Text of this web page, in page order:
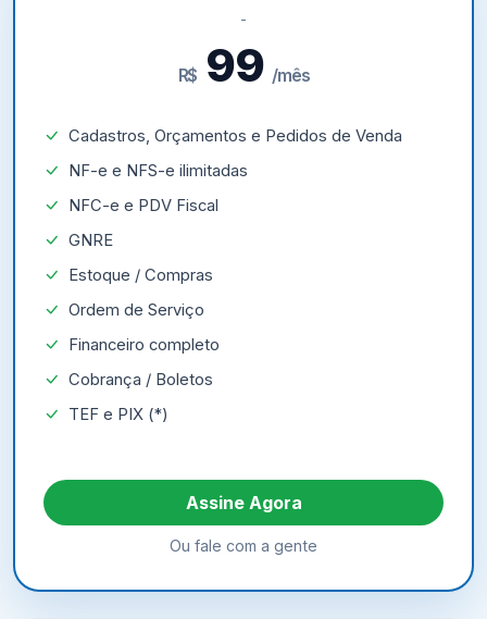
R$ 99 /mês
Cadastros, Orçamentos e Pedidos de Venda
NF-e e NFS-e ilimitadas
NFC-e e PDV Fiscal
GNRE
Estoque / Compras
Ordem de Serviço
Financeiro completo
Cobrança / Boletos
TEF e PIX (*)
Assine Agora
Ou fale com a gente